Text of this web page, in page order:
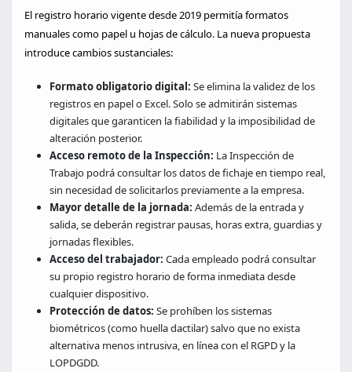
El registro horario vigente desde 2019 permitía formatos
manuales como papel u hojas de cálculo. La nueva propuesta
introduce cambios sustanciales:
Formato obligatorio digital: Se elimina la validez de los
registros en papel o Excel. Solo se admitirán sistemas
digitales que garanticen la fiabilidad y la imposibilidad de
alteración posterior.
Acceso remoto de la Inspección: La Inspección de
Trabajo podrá consultar los datos de fichaje en tiempo real,
sin necesidad de solicitarlos previamente a la empresa.
Mayor detalle de la jornada: Además de la entrada y
salida, se deberán registrar pausas, horas extra, guardias y
jornadas flexibles.
Acceso del trabajador: Cada empleado podrá consultar
su propio registro horario de forma inmediata desde
cualquier dispositivo.
Protección de datos: Se prohíben los sistemas
biométricos (como huella dactilar) salvo que no exista
alternativa menos intrusiva, en línea con el RGPD y la
LOPDGDD.